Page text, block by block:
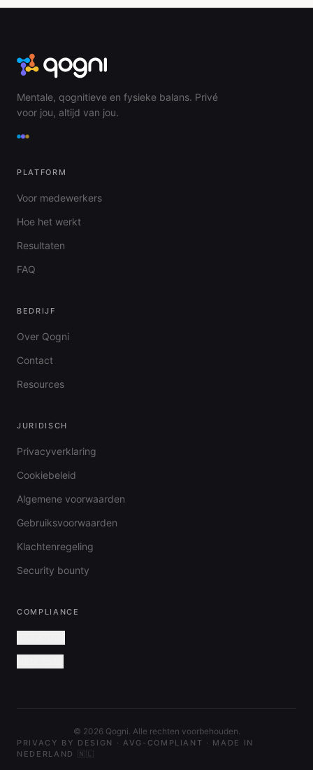
Mentale, qognitieve en fysieke balans. Privé
voor jou, altijd van jou.
PLATFORM
Voor medewerkers
Hoe het werkt
Resultaten
FAQ
BEDRIJF
Over Qogni
Contact
Resources
JURIDISCH
Privacyverklaring
Cookiebeleid
Algemene voorwaarden
Gebruiksvoorwaarden
Klachtenregeling
Security bounty
COMPLIANCE
© 2026Qogni. Alle rechten voorbehouden.
PRIVACY BY DESIGN · AVG-COMPLIANT · MADE IN
NEDERLAND 🇳🇱